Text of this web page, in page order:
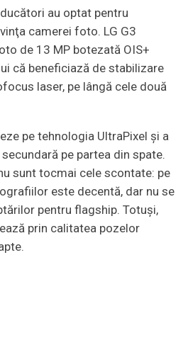
au optat pentru
camerei foto. LG G3
de 13 MP botezată OIS+
că beneficiază de stabilizare
laser, pe lângă cele două
pe tehnologia UltraPixel şi a
pe partea din spate.
sunt tocmai cele scontate: pe
este decentă, dar nu se
pentru flagship. Totuşi,
prin calitatea pozelor